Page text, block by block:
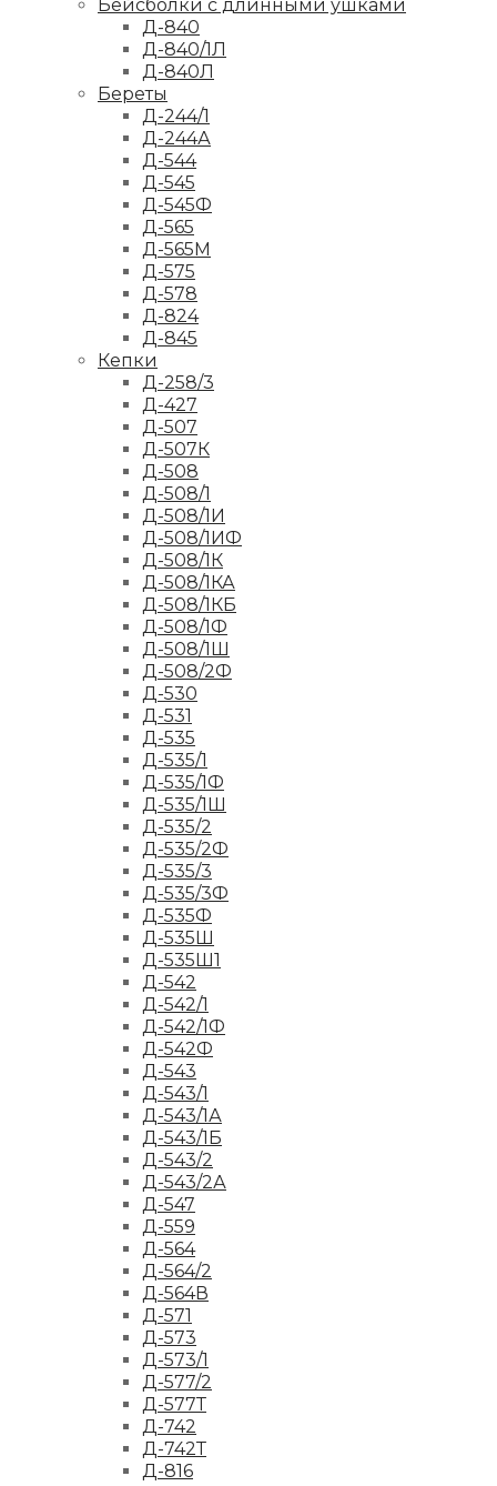
Бейсболки с длинными ушками
Д-840
Д-840/1Л
Д-840Л
Береты
Д-244/1
Д-244А
Д-544
Д-545
Д-545Ф
Д-565
Д-565М
Д-575
Д-578
Д-824
Д-845
Кепки
Д-258/3
Д-427
Д-507
Д-507К
Д-508
Д-508/1
Д-508/1И
Д-508/1ИФ
Д-508/1К
Д-508/1КА
Д-508/1КБ
Д-508/1Ф
Д-508/1Ш
Д-508/2Ф
Д-530
Д-531
Д-535
Д-535/1
Д-535/1Ф
Д-535/1Ш
Д-535/2
Д-535/2Ф
Д-535/3
Д-535/3Ф
Д-535Ф
Д-535Ш
Д-535Ш1
Д-542
Д-542/1
Д-542/1Ф
Д-542Ф
Д-543
Д-543/1
Д-543/1А
Д-543/1Б
Д-543/2
Д-543/2А
Д-547
Д-559
Д-564
Д-564/2
Д-564В
Д-571
Д-573
Д-573/1
Д-577/2
Д-577Т
Д-742
Д-742Т
Д-816